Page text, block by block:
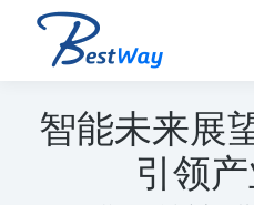
智能未来展
引领